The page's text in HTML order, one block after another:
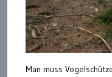
Man muss